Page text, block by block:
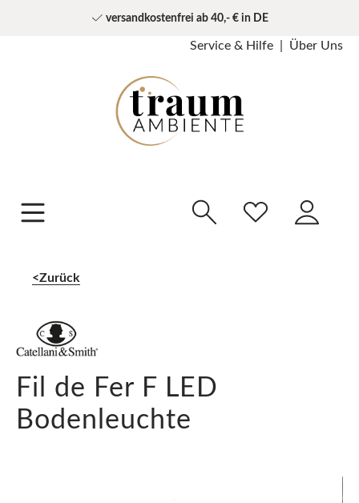
versandkostenfrei ab 40,- € in DE
Service & Hilfe Über Uns
Zurück
Fil de Fer F LED
Bodenleuchte